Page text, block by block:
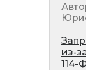
из-
114-